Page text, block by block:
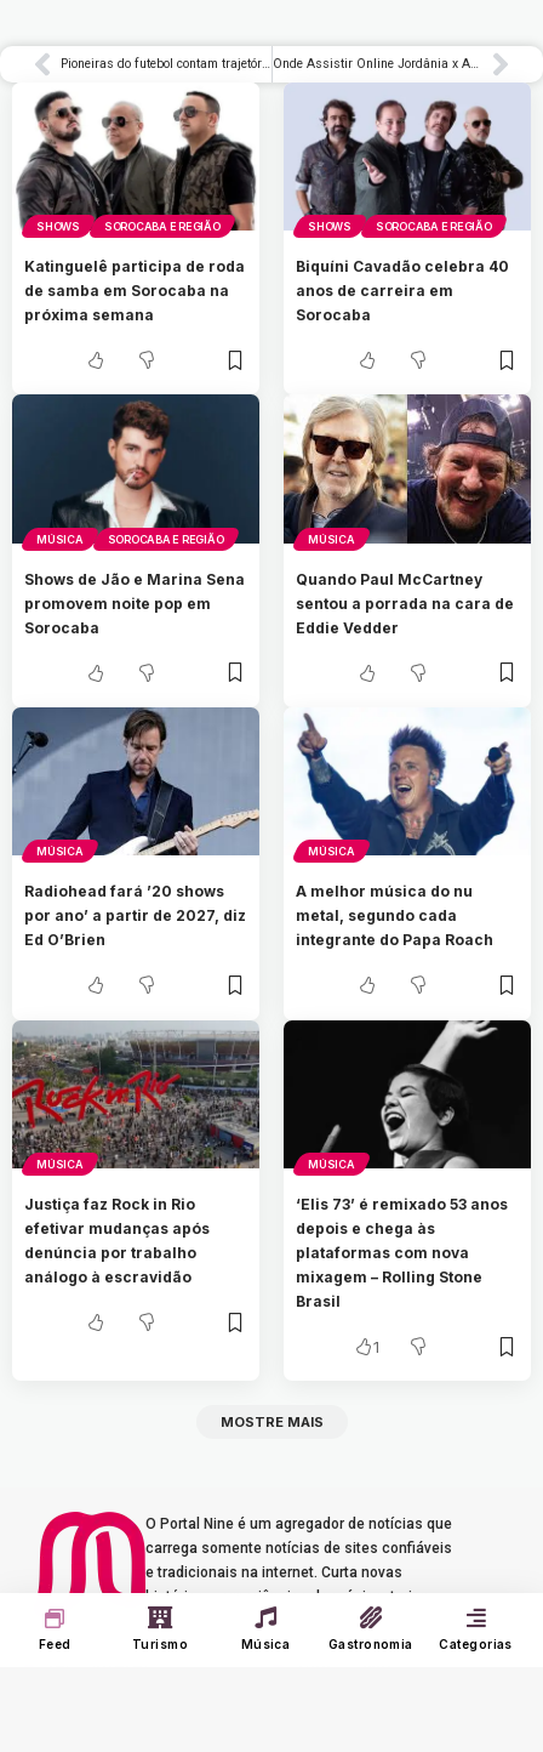
Pioneiras do futebol contam trajetória no programa Sem Censura Onde Assistir Online Jordânia x Argentina na Copa: onde assistir, horário e escalações
SHOWS SOROCABA E REGIÃO
Katinguelê participa de roda
de samba em Sorocaba na
próxima semana
SHOWS SOROCABA E REGIÃO
Biquíni Cavadão celebra 40
anos de carreira em
Sorocaba
MÚSICA SOROCABA E REGIÃO
Shows de Jão e Marina Sena
promovem noite pop em
Sorocaba
MÚSICA
Quando Paul McCartney
sentou a porrada na cara de
Eddie Vedder
MÚSICA
Radiohead fará ’20 shows
por ano’ a partir de 2027, diz
Ed O’Brien
MÚSICA
A melhor música do nu
metal, segundo cada
integrante do Papa Roach
MÚSICA
Justiça faz Rock in Rio
efetivar mudanças após
denúncia por trabalho
análogo à escravidão
MÚSICA
‘Elis 73’ é remixado 53 anos
depois e chega às
plataformas com nova
mixagem – Rolling Stone
Brasil
1
MOSTRE MAIS
O Portal Nine é um agregador de notícias que
carrega somente notícias de sites confiáveis
e tradicionais na internet. Curta novas
histórias e experiências de música, turismo e
gastronomia.
Feed Turismo Música Gastronomia Categorias